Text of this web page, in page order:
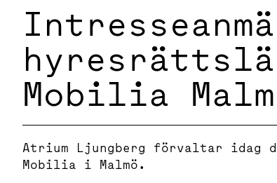
Mobilia
Atrium Ljungberg förvaltar
Mobilia i Malmö.